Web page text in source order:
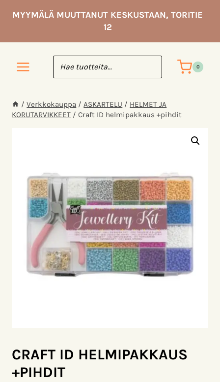
sisältöön
MYYMÄLÄ MUUTTANUT KESKUSTAAN, TORITIE
12
0
/ Verkkokauppa / ASKARTELU / HELMET JA
KORUTARVIKKEET / Craft ID helmipakkaus +pihdit
CRAFT ID HELMIPAKKAUS
+PIHDIT